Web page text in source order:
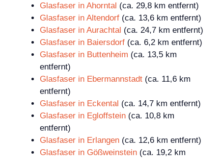
Glasfaser in Ahorntal (ca. 29,8 km entfernt)
Glasfaser in Altendorf (ca. 13,6 km entfernt)
Glasfaser in Aurachtal (ca. 24,7 km entfernt)
Glasfaser in Baiersdorf (ca. 6,2 km entfernt)
Glasfaser in Buttenheim (ca. 13,5 km
entfernt)
Glasfaser in Ebermannstadt (ca. 11,6 km
entfernt)
Glasfaser in Eckental (ca. 14,7 km entfernt)
Glasfaser in Egloffstein (ca. 10,8 km
entfernt)
Glasfaser in Erlangen (ca. 12,6 km entfernt)
Glasfaser in Gößweinstein (ca. 19,2 km